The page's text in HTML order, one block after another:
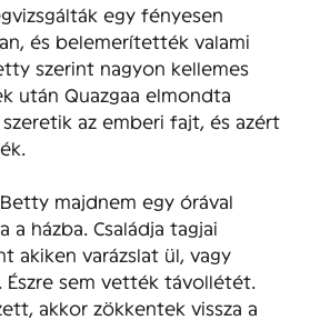
egy fényesen
és belemerítették valami
szerint nagyon kellemes
után Quazgaa elmondta
az emberi fajt, és azért
majdnem egy órával
a házba. Családja tagjai
akiken varázslat ül, vagy
sem vették távollétét.
akkor zökkentek vissza a